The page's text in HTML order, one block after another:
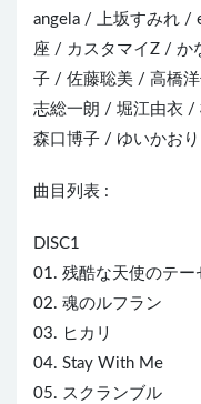
angela / 上坂すみれ /
座 / カスタマイZ / か
子 / 佐藤聡美 / 高橋
志総一朗 / 堀江由衣 /
森口博子 / ゆいかおり
曲目列表 :
DISC1
01. 残酷な天使のテー
02. 魂のルフラン
03. ヒカリ
04. Stay With Me
05. スクランブル